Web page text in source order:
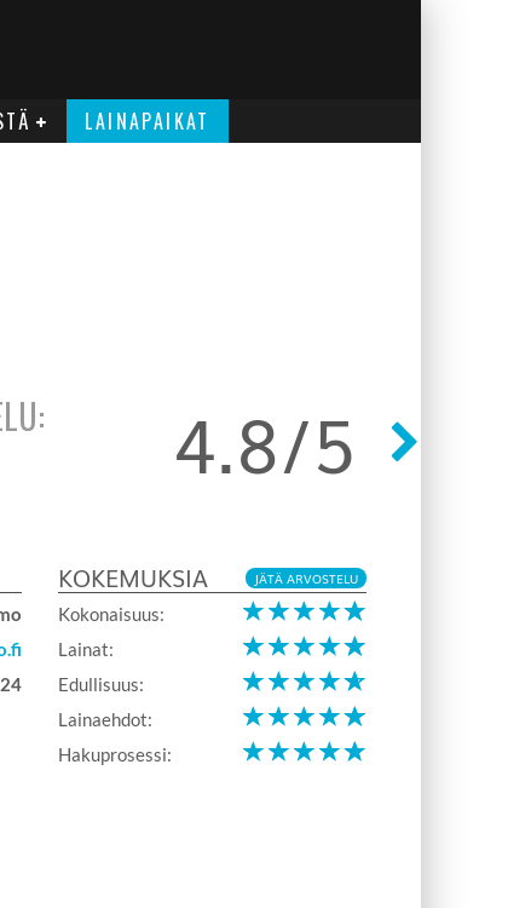
LAINAPAIKAT
4.8/5
KOKEMUKSIA JÄTÄ ARVOSTELU
Kokonaisuus:
Lainat:
Edullisuus:
Lainaehdot:
Hakuprosessi: